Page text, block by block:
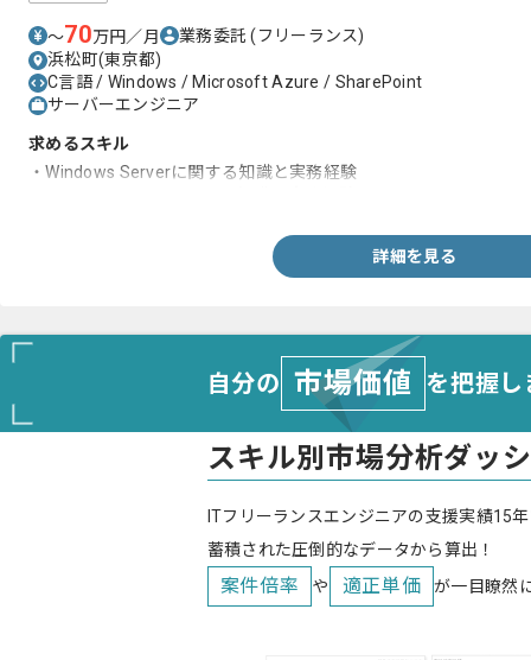
〜70万円／月 業務委託(フリーランス)
浜松町(東京都)
C言語 / Windows / Microsoft Azure / SharePoint
サーバーエンジニア
求めるスキル
・Windows Serverに関する知識と実務経験
詳細を見る
自分の 市場価値 を把握
スキル別市場分析ダッ
ITフリーランスエンジニアの支援実績15
蓄積された圧倒的なデータから算出！
案件倍率 や 適正単価 が一目瞭然